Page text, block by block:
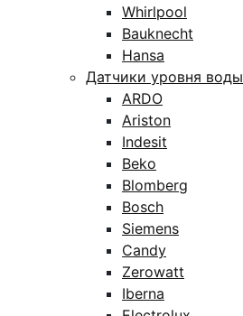
Whirlpool
Bauknecht
Hansa
Датчики уровня воды
ARDO
Ariston
Indesit
Beko
Blomberg
Bosch
Siemens
Candy
Zerowatt
Iberna